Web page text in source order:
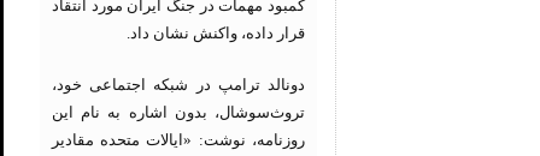
کمبود مهمات در جنگ ایران مورد انتقاد
قرار داده، واکنش نشان داد.
دونالد ترامپ در شبکه اجتماعی خود،
تروث‌سوشال، بدون اشاره به نام این
روزنامه، نوشت: «ایالات متحده مقادیر